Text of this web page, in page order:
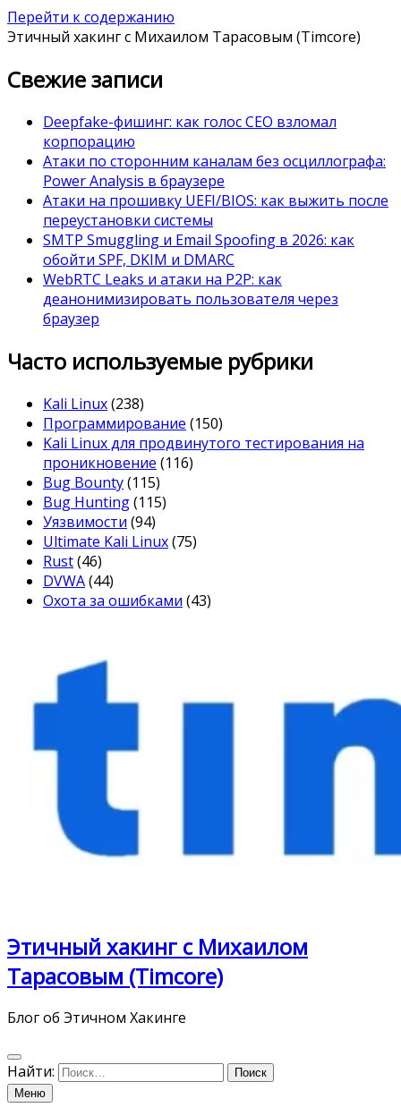
Перейти к содержанию
Этичный хакинг с Михаилом Тарасовым (Timcore)
Свежие записи
Deepfake-фишинг: как голос CEO взломал
корпорацию
Атаки по сторонним каналам без осциллографа:
Power Analysis в браузере
Атаки на прошивку UEFI/BIOS: как выжить после
переустановки системы
SMTP Smuggling и Email Spoofing в 2026: как
обойти SPF, DKIM и DMARC
WebRTC Leaks и атаки на P2P: как
деанонимизировать пользователя через
браузер
Часто используемые рубрики
Kali Linux(238)
Программирование (150)
Kali Linux для продвинутого тестирования на
проникновение (116)
Bug Bounty(115)
Bug Hunting(115)
Уязвимости (94)
Ultimate Kali Linux(75)
Rust(46)
DVWA(44)
Охота за ошибками (43)
Этичный хакинг с Михаилом
Тарасовым (Timcore)
Блог об Этичном Хакинге
Найти:
Меню